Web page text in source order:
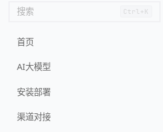
搜索 Ctrl+K
首页
AI大模型
安装部署
渠道对接